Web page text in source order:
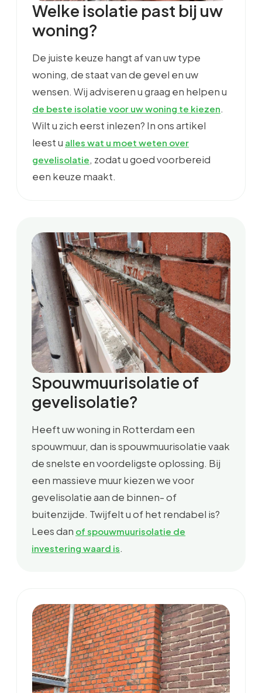
Welke isolatie past bij uw
woning?
De juiste keuze hangt af van uw type
woning, de staat van de gevel en uw
wensen. Wij adviseren u graag en helpen u
de beste isolatie voor uw woning te kiezen.
Wilt u zich eerst inlezen? In ons artikel
leest u alles wat u moet weten over
gevelisolatie, zodat u goed voorbereid
een keuze maakt.
Spouwmuurisolatie of
gevelisolatie?
Heeft uw woning in Rotterdam een
spouwmuur, dan is spouwmuurisolatie vaak
de snelste en voordeligste oplossing. Bij
een massieve muur kiezen we voor
gevelisolatie aan de binnen- of
buitenzijde. Twijfelt u of het rendabel is?
Lees dan of spouwmuurisolatie de
investering waard is.